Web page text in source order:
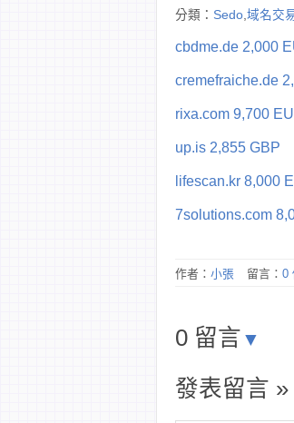
分類： Sedo,域名交
cbdme.de 2,000
cremefraiche.de
rixa.com 9,700
up.is 2,855 GBP
lifescan.kr 8,000
7solutions.com
作者： 小張 留言： 0
0 留言 ▼
發表留言 »